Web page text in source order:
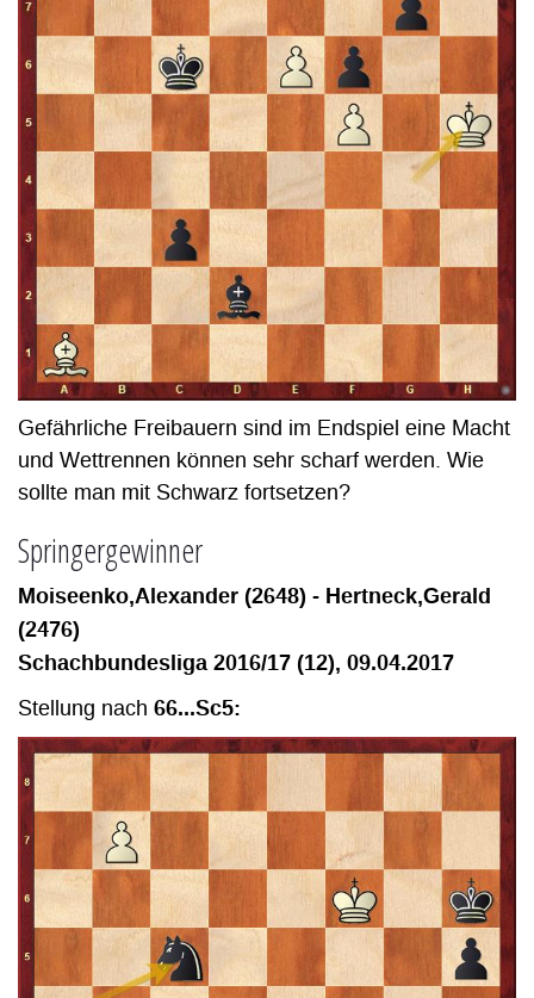
Gefährliche Freibauern sind im Endspiel eine Macht
und Wettrennen können sehr scharf werden. Wie
sollte man mit Schwarz fortsetzen?
Springergewinner
Moiseenko,Alexander (2648) - Hertneck,Gerald
(2476)
Schachbundesliga 2016/17 (12), 09.04.2017
Stellung nach 66...Sc5: